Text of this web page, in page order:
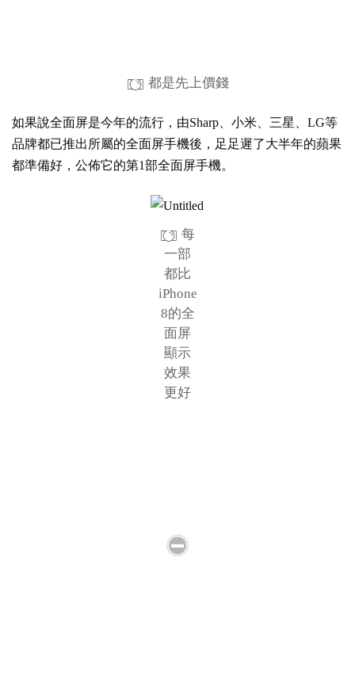
都是先上價錢
如果說全面屏是今年的流行，由Sharp、小米、三星、LG等
品牌都已推出所屬的全面屏手機後，足足遲了大半年的蘋果
都準備好，公佈它的第1部全面屏手機。
每
一部
都比
iPhone
8的全
面屏
顯示
效果
更好